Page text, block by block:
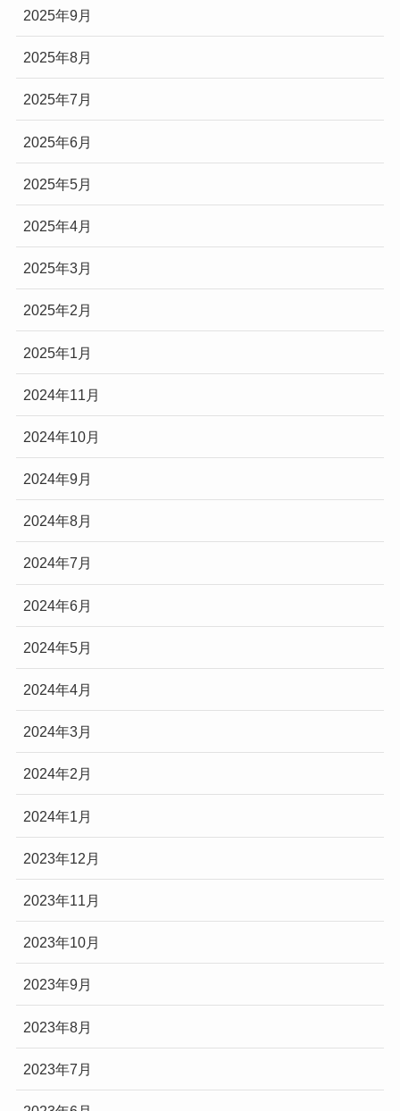
2025年9月
2025年8月
2025年7月
2025年6月
2025年5月
2025年4月
2025年3月
2025年2月
2025年1月
2024年11月
2024年10月
2024年9月
2024年8月
2024年7月
2024年6月
2024年5月
2024年4月
2024年3月
2024年2月
2024年1月
2023年12月
2023年11月
2023年10月
2023年9月
2023年8月
2023年7月